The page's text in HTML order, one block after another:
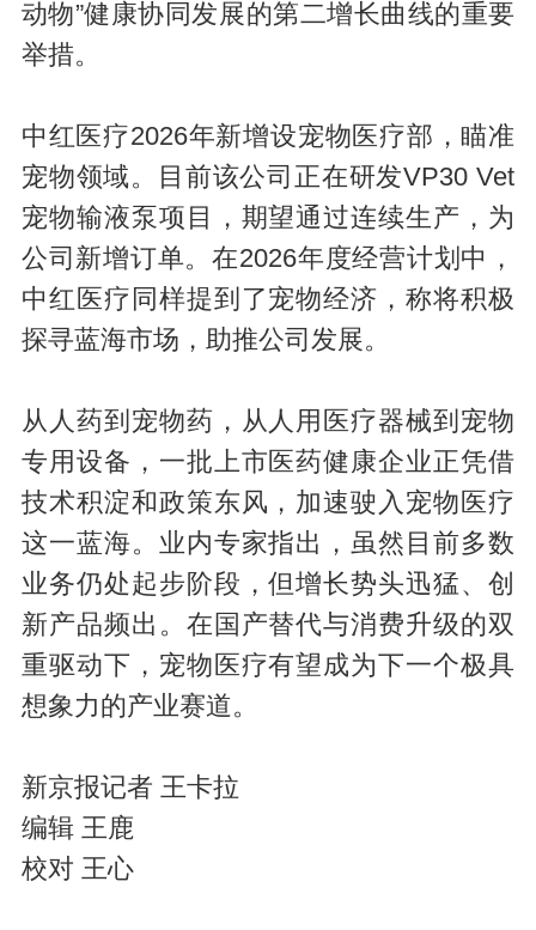
动物”健康协同发展的第二增长曲线的重要
举措。
中红医疗2026年新增设宠物医疗部，瞄准
宠物领域。目前该公司正在研发VP30 Vet
宠物输液泵项目，期望通过连续生产，为
公司新增订单。在2026年度经营计划中，
中红医疗同样提到了宠物经济，称将积极
探寻蓝海市场，助推公司发展。
从人药到宠物药，从人用医疗器械到宠物
专用设备，一批上市医药健康企业正凭借
技术积淀和政策东风，加速驶入宠物医疗
这一蓝海。业内专家指出，虽然目前多数
业务仍处起步阶段，但增长势头迅猛、创
新产品频出。在国产替代与消费升级的双
重驱动下，宠物医疗有望成为下一个极具
想象力的产业赛道。
新京报记者 王卡拉
编辑 王鹿
校对 王心